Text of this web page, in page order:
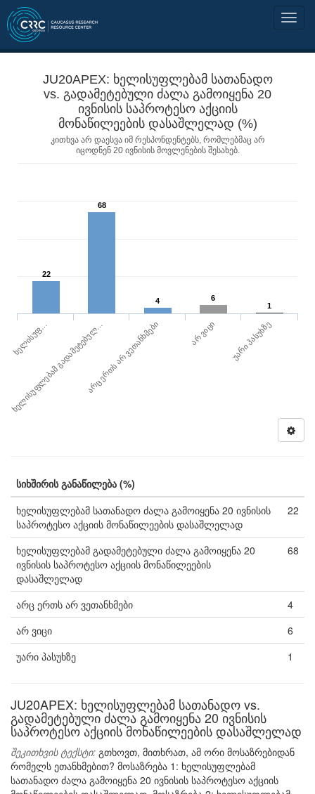
JU20APEX: ხელისუფლებამ სათანადო
vs. გადამეტებული ძალა გამოიყენა 20
ივნისის საპროტესო აქციის
მონაწილეების დასაშლელად (%)
კითხვა არ დაესვა იმ რესპონდენტებს, რომლებმაც არ
იცოდნენ 20 ივნისის მოვლენების შესახებ.
22
68
4
6
1
ხელისუფ…
ხელისუფლებამ გადამეტებულ…არც ერთს არ ვეთანხმები არ ვიცი უარი პასუხზე
სიხშირის განაწილება (%)
ხელისუფლებამ სათანადო ძალა გამოიყენა 20 ივნისის
საპროტესო აქციის მონაწილეების დასაშლელად
22
ხელისუფლებამ გადამეტებული ძალა გამოიყენა 20
ივნისის საპროტესო აქციის მონაწილეების
დასაშლელად
68
არც ერთს არ ვეთანხმები
4
არ ვიცი
6
უარი პასუხზე
1
JU20APEX: ხელისუფლებამ სათანადო vs.
გადამეტებული ძალა გამოიყენა 20 ივნისის
საპროტესო აქციის მონაწილეების დასაშლელად
შეკითხვის ტექსტი: გთხოვთ, მითხრათ, ამ ორი მოსაზრებიდან
რომელს ეთანხმებით? მოსაზრება 1: ხელისუფლებამ
სათანადო ძალა გამოიყენა 20 ივნისის საპროტესო აქციის